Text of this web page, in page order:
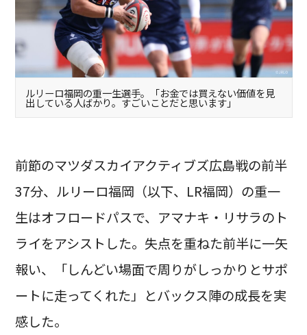
ルリーロ福岡の重一生選手。「お金では買えない価値を見
出している人ばかり。すごいことだと思います」
前節のマツダスカイアクティブズ広島戦の前半
37分、ルリーロ福岡（以下、LR福岡）の重一
生はオフロードパスで、アマナキ・リサラのト
ライをアシストした。失点を重ねた前半に一矢
報い、「しんどい場面で周りがしっかりとサポ
ートに走ってくれた」とバックス陣の成長を実
感した。